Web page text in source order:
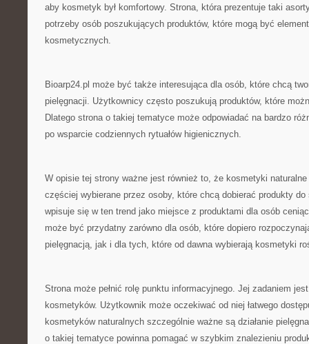
aby kosmetyk był komfortowy. Strona, która prezentuje taki
potrzeby osób poszukujących produktów, które mogą być
kosmetycznych.
Bioarp24.pl może być także interesująca dla osób, które chcą
pielęgnacji. Użytkownicy często poszukują produktów, które
Dlatego strona o takiej tematyce może odpowiadać na bardzo
po wsparcie codziennych rytuałów higienicznych.
W opisie tej strony ważne jest również to, że kosmetyki
częściej wybierane przez osoby, które chcą dobierać produkty
wpisuje się w ten trend jako miejsce z produktami dla osób
może być przydatny zarówno dla osób, które dopiero
pielęgnacją, jak i dla tych, które od dawna wybierają kosmetyki
Strona może pełnić rolę punktu informacyjnego. Jej zadaniem
kosmetyków. Użytkownik może oczekiwać od niej łatwego
kosmetyków naturalnych szczególnie ważne są działanie
o takiej tematyce powinna pomagać w szybkim znalezieniu